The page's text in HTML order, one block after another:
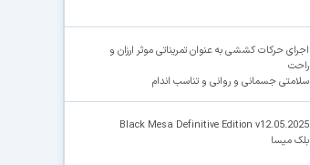
اجرای حرکات کششی به عنوان تمریناتی موثر ارزان و
راحت
سلامتی جسمانی و روانی و تناسب اندام
Black Mesa Definitive Edition v12.05.2025
بلک میسا